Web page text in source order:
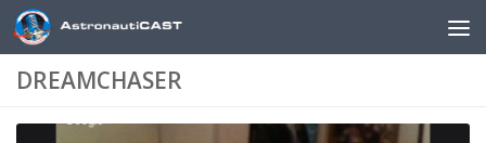
Sotto il contenuto
DREAMCHASER